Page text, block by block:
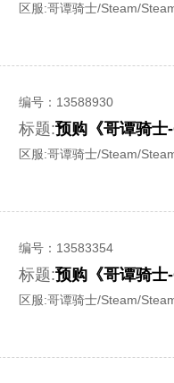
区服:哥谭骑士/Steam/
编号： 13588930
标题:预购《哥谭骑
区服:哥谭骑士/Steam/
编号： 13583354
标题:预购《哥谭骑
区服:哥谭骑士/Steam/